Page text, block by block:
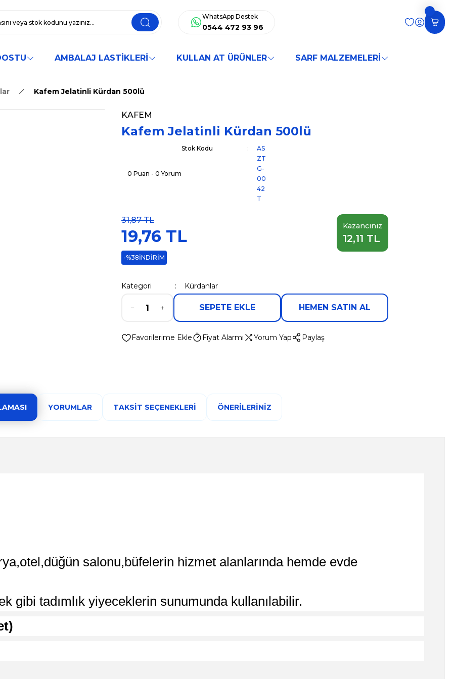
WhatsApp Destek
0544 472 93 96
AMBALAJ LASTİKLERİ KULLAN AT ÜRÜNLER SARF MALZEMELERİ
Kafem Jelatinli Kürdan 500lü
KAFEM
Kafem Jelatinli Kürdan 500lü
0 Puan - 0 Yorum
Stok Kodu
AS
ZT
G-
00
42
T
31,87 TL
19,76 TL
-%38İNDİRİM
Kazancınız
12,11 TL
Kategori Kürdanlar
SEPETE EKLE HEMEN SATIN AL
Fiyat Alarmı Yorum Yap Paylaş
YORUMLAR TAKSIT SEÇENEKLERI ÖNERILERINIZ
salonu,büfelerin hizmet alanlarında hemde evde
gibi tadımlık yiyeceklerin sunumunda kullanılabilir.